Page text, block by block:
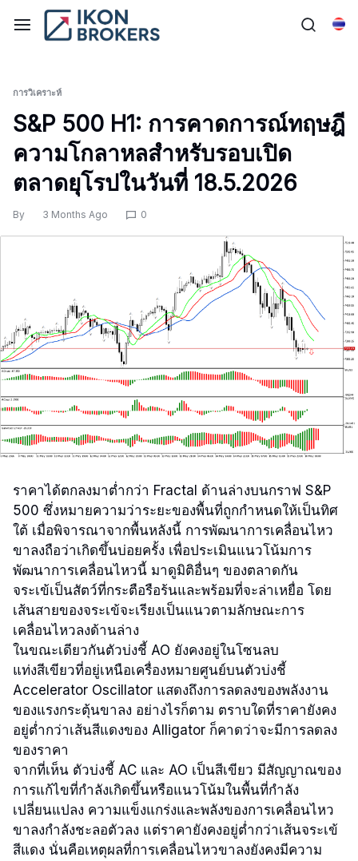
ไทย
การวิเคราะห์
S&P 500 H1: การคาดการณ์ทฤษฎี
ความโกลาหลสำหรับรอบเปิด
ตลาดยุโรปในวันที่ 18.5.2026
By 3 Months Ago 0
ราคาได้ตกลงมาต่ำกว่า Fractal ด้านล่างบนกราฟ S&P
500 ซึ่งหมายความว่าระยะของพื้นที่ถูกกำหนดให้เป็นทิศ
ใต้ เมื่อพิจารณาจากพื้นหลังนี้ การพัฒนาการเคลื่อนไหว
ขาลงถือว่าเกิดขึ้นบ่อยครั้ง เพื่อประเมินแนวโน้มการ
พัฒนาการเคลื่อนไหวนี้ มาดูมิติอื่นๆ ของตลาดกัน
จระเข้เป็นสัตว์ที่กระตือรือร้นและพร้อมที่จะล่าเหยื่อ โดย
เส้นสายของจระเข้จะเรียงเป็นแนวตามลักษณะการ
เคลื่อนไหวลงด้านล่าง
ในขณะเดียวกันตัวบ่งชี้ AO ยังคงอยู่ในโซนลบ
แท่งสีเขียวที่อยู่เหนือเครื่องหมายศูนย์บนตัวบ่งชี้
Accelerator Oscillator แสดงถึงการลดลงของพลังงาน
ของแรงกระตุ้นขาลง อย่างไรก็ตาม ตราบใดที่ราคายังคง
อยู่ต่ำกว่าเส้นสีแดงของ Alligator ก็คาดว่าจะมีการลดลง
ของราคา
จากที่เห็น ตัวบ่งชี้ AC และ AO เป็นสีเขียว มีสัญญาณของ
การแก้ไขที่กำลังเกิดขึ้นหรือแนวโน้มในพื้นที่กำลัง
เปลี่ยนแปลง ความแข็งแกร่งและพลังของการเคลื่อนไหว
ขาลงกำลังชะลอตัวลง แต่ราคายังคงอยู่ต่ำกว่าเส้นจระเข้
สีแดง นั่นคือเหตุผลที่การเคลื่อนไหวขาลงยังคงมีความ